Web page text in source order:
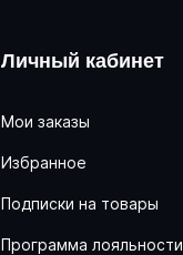
Личный кабинет
Мои заказы
Избранное
Подписки на товары
Программа лояльности